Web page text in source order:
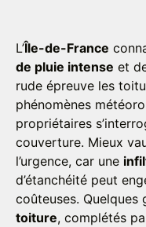
L’Île-de-France
de pluie intense et
rude épreuve les
phénomènes
propriétaires
couverture. Mieux
l’urgence, car une
d’étanchéité peut
coûteuses. Quelques
toiture, complétés